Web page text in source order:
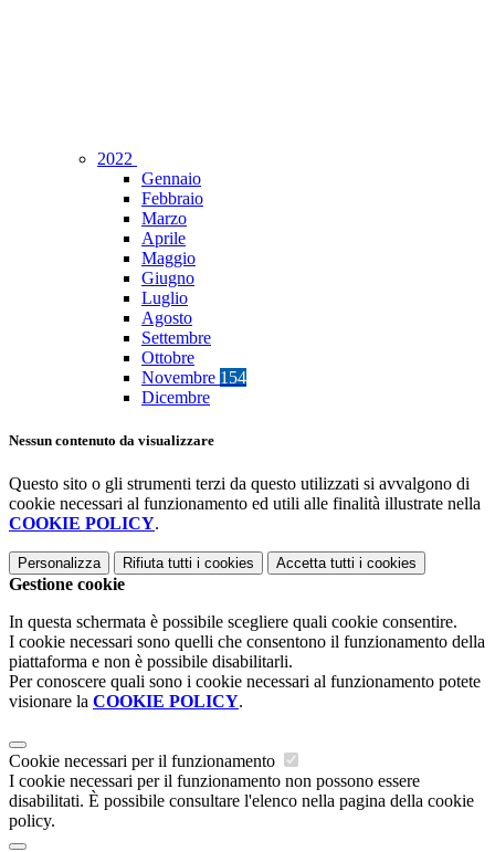
2022
Gennaio
Febbraio
Marzo
Aprile
Maggio
Giugno
Luglio
Agosto
Settembre
Ottobre
Novembre 154
Dicembre
Nessun contenuto da visualizzare
Questo sito o gli strumenti terzi da questo utilizzati si avvalgono di
cookie necessari al funzionamento ed utili alle finalità illustrate nella
COOKIE POLICY.
Personalizza Rifiuta tutti i cookies Accetta tutti i cookies
Gestione cookie
In questa schermata è possibile scegliere quali cookie consentire.
I cookie necessari sono quelli che consentono il funzionamento della
piattaforma e non è possibile disabilitarli.
Per conoscere quali sono i cookie necessari al funzionamento potete
visionare la COOKIE POLICY.
Cookie necessari per il funzionamento
I cookie necessari per il funzionamento non possono essere
disabilitati. È possibile consultare l'elenco nella pagina della cookie
policy.